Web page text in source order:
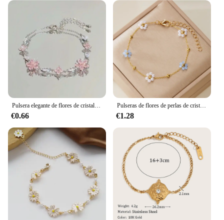
Pulsera elegante de flores de cristal para mujer, pulseras de circón con lazo de flor de cerezo y Luna, regalo de joyería de lujo, Y2K
€0.66
Pulseras de flores de perlas de cristal para mujer, cadena de Color dorado, collar, joyería, venta al por mayor
€1.28